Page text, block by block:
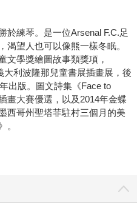
於練琴。是一位Arsenal F.C.足
渴望人也可以像熊一樣冬眠。
文學獎繪圖故事類獎項，
大利波隆那兒童書展插畫展，後
出版。圖文詩集《Face to
畫大賽優選，以及2014年金蝶
西哥州聖塔菲駐村三個月的美
。